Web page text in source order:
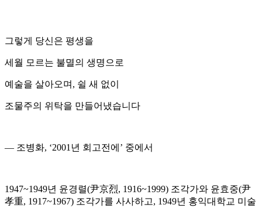
그렇게 당신은 평생을
세월 모르는 불멸의 생명으로
예술을 살아오며, 쉴 새 없이
조물주의 위탁을 만들어냈습니다
― 조병화, ‘2001년 회고전에’ 중에서
1947~1949년 윤경렬(尹京烈, 1916~1999) 조각가와 윤효중(尹
孝重, 1917~1967) 조각가를 사사하고, 1949년 홍익대학교 미술